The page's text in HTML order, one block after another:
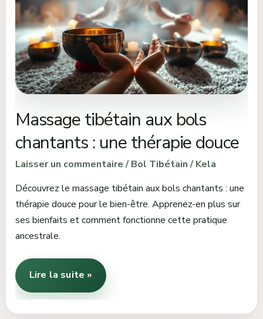
Massage tibétain aux bols
chantants : une thérapie douce
Laisser un commentaire /Bol Tibétain/Kela
Découvrez le massage tibétain aux bols chantants : une
thérapie douce pour le bien-être. Apprenez-en plus sur
ses bienfaits et comment fonctionne cette pratique
ancestrale.
bols
chantants
:
une
thérapie
douce
Lire la suite »